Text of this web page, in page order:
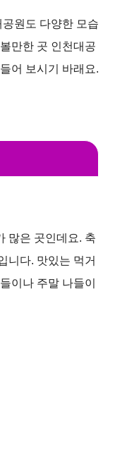
원도 다양한 모습
만한 곳 인천대공
어 보시기 바래요.
많은 곳인데요. 축
니다. 맛있는 먹거
이나 주말 나들이